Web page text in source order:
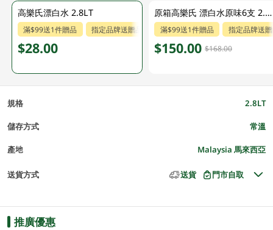
高樂氏漂白水 2.8LT
滿$99送1件贈品 指定品牌送贈品 指定分類送贈品
$28.00
原箱高樂氏 漂白水原味6支 2.8 LT
滿$99送1件贈品 指定品牌送
$150.00 $168.00
規格 2.8LT
儲存方式 常溫
產地 Malaysia 馬來西亞
送貨方式 送貨 門市自取
推廣優惠